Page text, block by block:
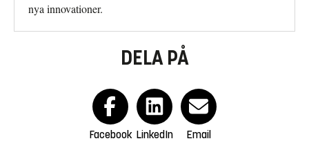
nya innovationer.
DELA PÅ
Facebook LinkedIn Email